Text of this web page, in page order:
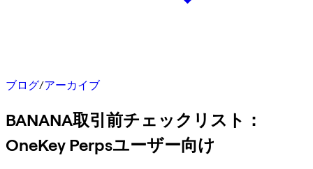
ブログ/アーカイブ
BANANA取引前チェックリスト：
OneKey Perpsユーザー向け